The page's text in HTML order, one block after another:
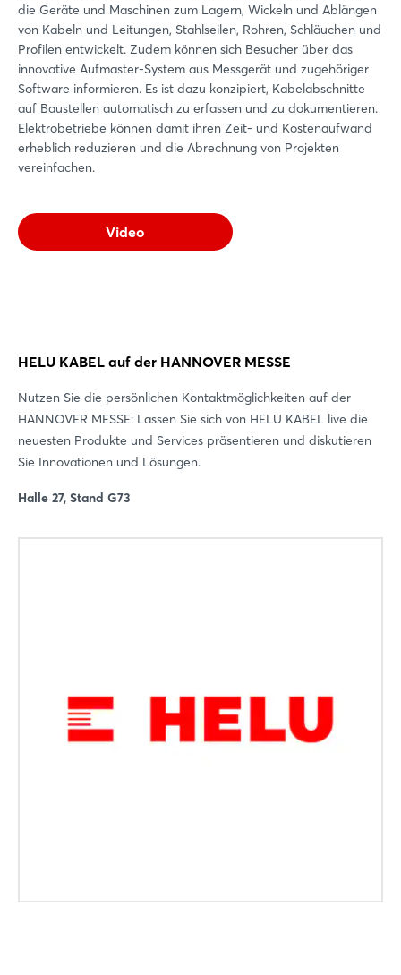
die Geräte und Maschinen zum Lagern, Wickeln und Ablängen
von Kabeln und Leitungen, Stahlseilen, Rohren, Schläuchen und
Profilen entwickelt. Zudem können sich Besucher über das
innovative Aufmaster-System aus Messgerät und zugehöriger
Software informieren. Es ist dazu konzipiert, Kabelabschnitte
auf Baustellen automatisch zu erfassen und zu dokumentieren.
Elektrobetriebe können damit ihren Zeit- und Kostenaufwand
erheblich reduzieren und die Abrechnung von Projekten
vereinfachen.
Video
HELU KABEL auf der HANNOVER MESSE
Nutzen Sie die persönlichen Kontaktmöglichkeiten auf der
HANNOVER MESSE: Lassen Sie sich von HELU KABEL live die
neuesten Produkte und Services präsentieren und diskutieren
Sie Innovationen und Lösungen.
Halle 27, Stand G73